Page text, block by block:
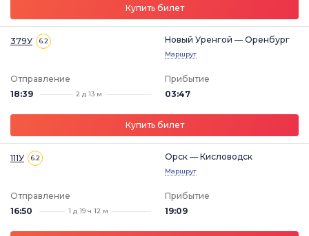
Купить билет
379У 6.2 Новый Уренгой — Оренбург
Маршрут
Отправление
18:39
2 д 13 м
Прибытие
03:47
Купить билет
111У 6.2 Орск — Кисловодск
Маршрут
Отправление
16:50
1 д 19 ч 12 м
Прибытие
19:09